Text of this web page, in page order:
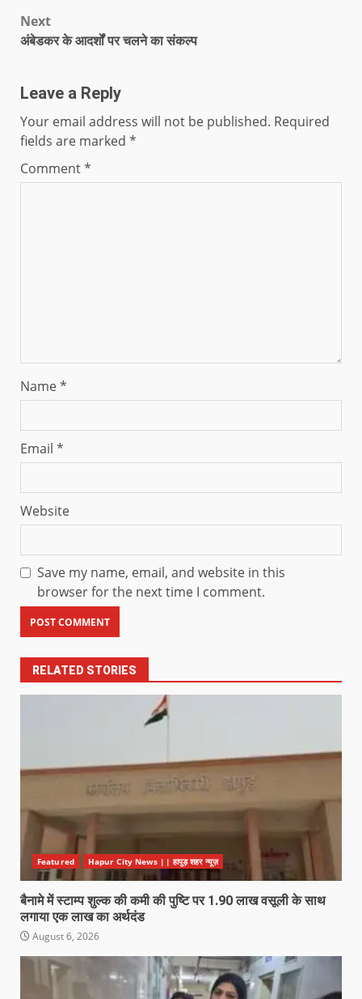
Next
अंबेडकर के आदर्शों पर चलने का संकल्प
Leave a Reply
Your email address will not be published. Required
fields are marked *
Comment*
Name*
Email *
Website
Save my name, email, and website in this
browser for the next time I comment.
RELATED STORIES
Featured Hapur City News || हापुड़ शहर न्यूज़
बैनामे में स्टाम्प शुल्क की कमी की पुष्टि पर 1.90 लाख वसूली के साथ
लगाया एक लाख का अर्थदंड
August 6, 2026